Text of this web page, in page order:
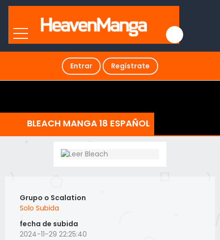
Entrar Regístrate
BLEACH MANGA 18 ESPAÑOL
Grupo o Scalation
Solo Subida
fecha de subida
2024-11-29 22:25:40